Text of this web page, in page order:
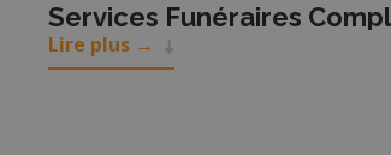
Services Funéraires
Nos partenaires agences de
Lire plus →